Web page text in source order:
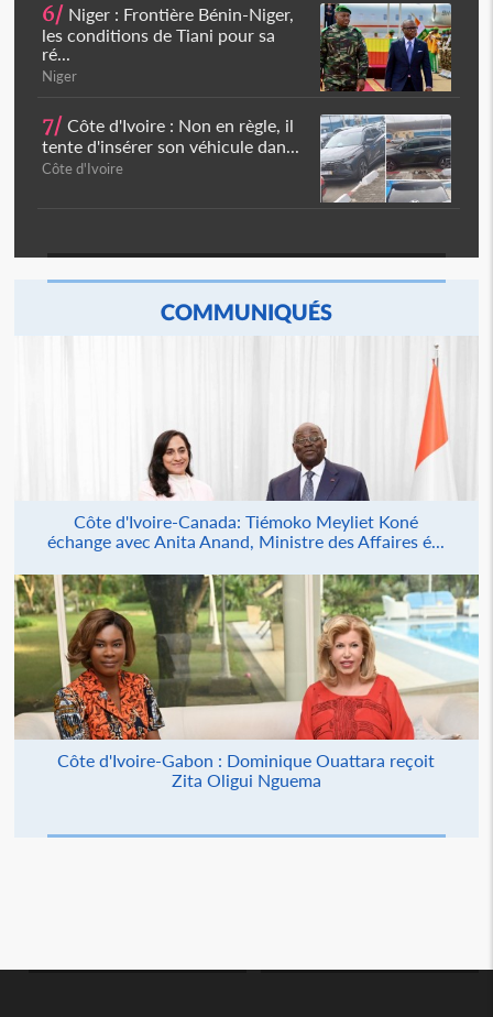
6/ Niger : Frontière Bénin-Niger,
les conditions de Tiani pour sa
ré...
Niger
7/ Côte d'Ivoire : Non en règle, il
tente d'insérer son véhicule dan...
Côte d'Ivoire
COMMUNIQUÉS
Côte d'Ivoire-Canada: Tiémoko Meyliet Koné
échange avec Anita Anand, Ministre des Affaires é...
Côte d'Ivoire-Gabon : Dominique Ouattara reçoit
Zita Oligui Nguema